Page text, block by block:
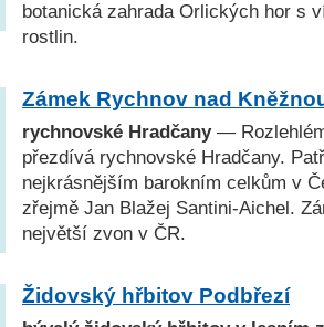
botanická zahrada Orlických hor s
rostlin.
Zámek Rychnov nad
rychnovské Hradčany—
přezdívá rychnovské Hradčany.
nejkrásnějším barokním celkům v
zřejmě Jan Blažej Santini-Aichel.
největší zvon v ČR.
Židovský hřbitov Podbřezí